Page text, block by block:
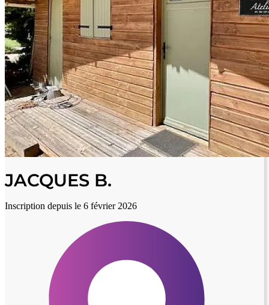
JACQUES B.
Inscription depuis le 6 février 2026